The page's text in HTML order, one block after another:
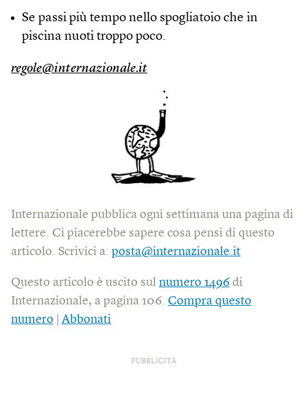
Se passi più tempo nello spogliatoio che in
piscina nuoti troppo poco.
regole@internazionale.it
Internazionale pubblica ogni settimana una pagina di
lettere. Ci piacerebbe sapere cosa pensi di questo
articolo. Scrivici a: posta@internazionale.it
Questo articolo è uscito sul numero 1496 di
Internazionale, a pagina 106. Compra questo
numero
Abbonati
PUBBLICITÀ